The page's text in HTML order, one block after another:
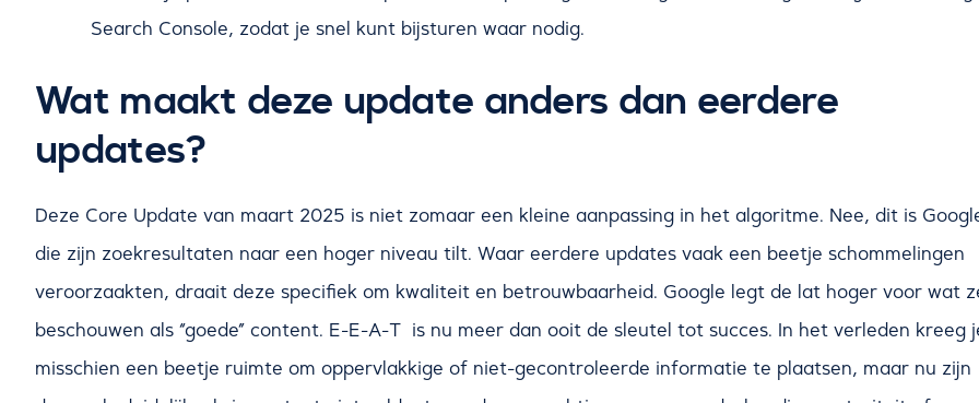
Search Console, zodat je snel kunt bijsturen waar nodig.
Wat maakt deze update anders dan eerdere
updates?
Deze Core Update van maart 2025 is niet zomaar een kleine aanpassing in het algoritme. Nee, dit is
die zijn zoekresultaten naar een hoger niveau tilt. Waar eerdere updates vaak een beetje schommelingen
veroorzaakten, draait deze specifiek om kwaliteit en betrouwbaarheid. Google legt de lat hoger voor wat
beschouwen als “goede” content. E-E-A-T is nu meer dan ooit de sleutel tot succes. In het verleden kreeg
misschien een beetje ruimte om oppervlakkige of niet-gecontroleerde informatie te plaatsen, maar nu zijn